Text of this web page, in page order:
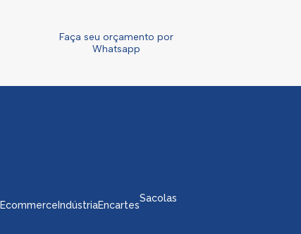
Faça seu orçamento por
Whatsapp
Sacolas
Ecommerce Encartes
Indústria